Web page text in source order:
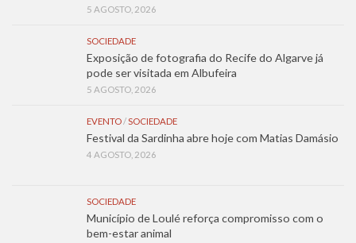
5 AGOSTO, 2026
SOCIEDADE
Exposição de fotografia do Recife do Algarve já
pode ser visitada em Albufeira
5 AGOSTO, 2026
EVENTO/SOCIEDADE
Festival da Sardinha abre hoje com Matias Damásio
4 AGOSTO, 2026
SOCIEDADE
Município de Loulé reforça compromisso com o
bem-estar animal